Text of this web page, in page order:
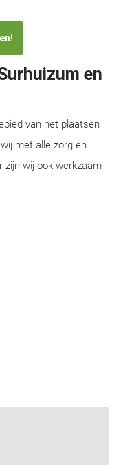
en
van het plaatsen
met alle zorg en
zijn wij ook werkzaam